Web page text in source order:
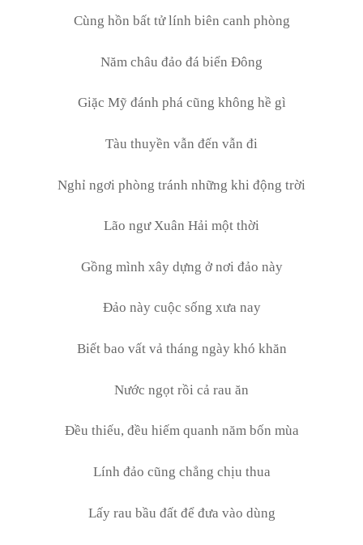
Cùng hồn bất tử lính biên canh phòng
Năm châu đảo đá biển Đông
Giặc Mỹ đánh phá cũng không hề gì
Tàu thuyền vẫn đến vẫn đi
Nghỉ ngơi phòng tránh những khi động trời
Lão ngư Xuân Hải một thời
Gồng mình xây dựng ở nơi đảo này
Đảo này cuộc sống xưa nay
Biết bao vất vả tháng ngày khó khăn
Nước ngọt rồi cả rau ăn
Đều thiếu, đều hiếm quanh năm bốn mùa
Lính đảo cũng chẳng chịu thua
Lấy rau bầu đất để đưa vào dùng